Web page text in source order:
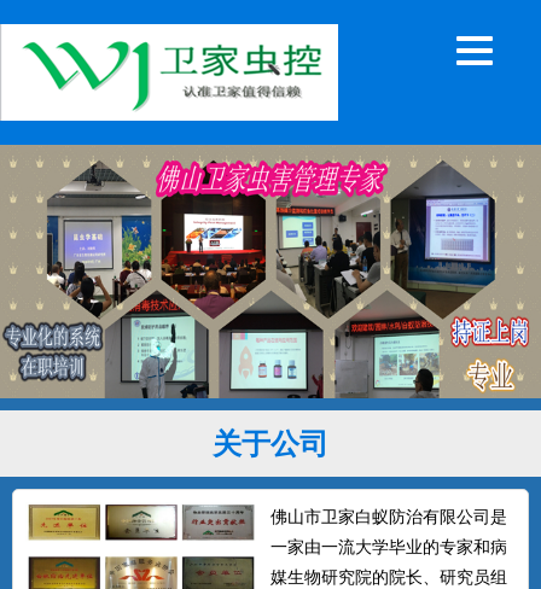
关于公司
佛山市卫家白蚁防治有限公司是
一家由一流大学毕业的专家和病
媒生物研究院的院长、研究员组